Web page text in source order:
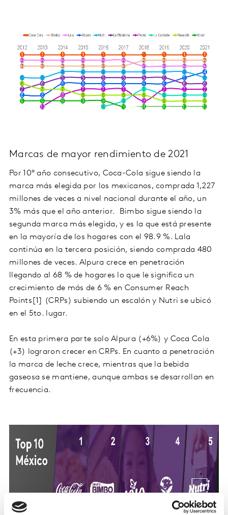
Marcas de mayor rendimiento de 2021
Por 10° año consecutivo, Coca-Cola sigue siendo la
marca más elegida por los mexicanos, comprada 1,227
millones de veces a nivel nacional durante el año, un
3% más que el año anterior. Bimbo sigue siendo la
segunda marca más elegida, y es la que está presente
en la mayoría de los hogares con el 98.9 %. Lala
continúa en la tercera posición, siendo comprada 480
millones de veces. Alpura crece en penetración
llegando al 68 % de hogares lo que le significa un
crecimiento de más de 6 % en Consumer Reach
Points[1] (CRPs) subiendo un escalón y Nutri se ubicó
en el 5to. lugar.
En esta primera parte solo Alpura (+6%) y Coca Cola
(+3) lograron crecer en CRPs. En cuanto a penetración
la marca de leche crece, mientras que la bebida
gaseosa se mantiene, aunque ambas se desarrollan en
frecuencia.